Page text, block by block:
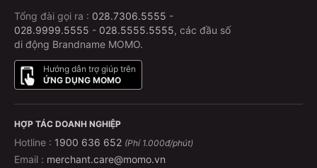
Tổng đài gọi ra : 028.7306.5555 -
028.9999.5555 - 028.5555.5555, các đầu số
di động Brandname MOMO.
Hướng dẫn trợ giúp trên
ỨNG DỤNG MOMO
HỢP TÁC DOANH NGHIỆP
Hotline : 1900 636 652 (Phí 1.000đ/phút)
Email : merchant.care@momo.vn